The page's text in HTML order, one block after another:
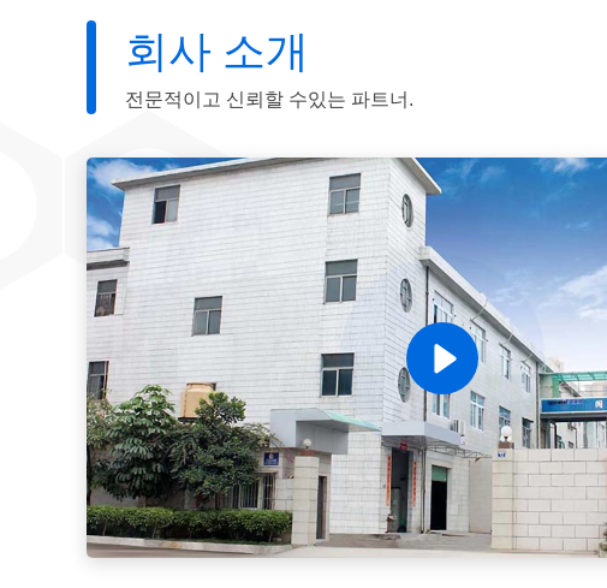
회사 소개
전문적이고 신뢰할 수있는 파트너.